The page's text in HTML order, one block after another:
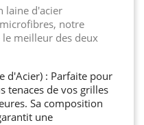
laine d'acier
notre
meilleur des deux
d'Acier) : Parfaite pour
tenaces de vos grilles
Sa composition
une